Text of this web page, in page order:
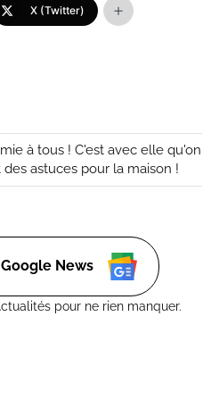
X (Twitter)
à tous ! C'est avec elle qu'on
astuces pour la maison !
News
pour ne rien manquer.